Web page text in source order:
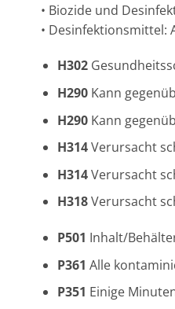
• Biozide und
• Desinfektionsmittel:
H302
H290Kann
H290Kann
H314Verursacht
H314Verursacht
H318Verursacht
P501 Inhalt/
P361 Alle
P351 Einige